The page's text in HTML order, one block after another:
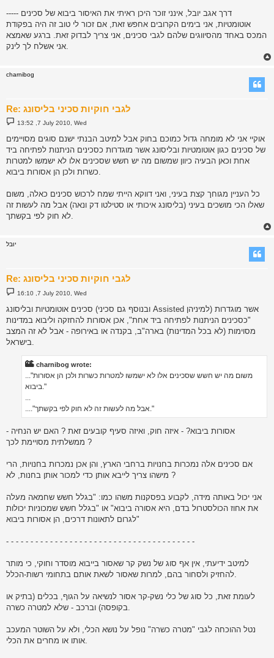
----- דרך אגב יובל, אינני זוכר היכן ראיתי את האיסור ביבוא של סכינים
אוטומטיות, אני בימים הקרובים אחפש זאת, אם זכור לי טוב זה היה בפקודת
המכס באחד מהסיווגים שלהם לגבי סכינים, אני צריך לבדוק זאת. ברגע שאמצא
charnibog
Re: לגבי חוקיות סכיני בליסונג
P
o
t
13:52 ,7 July 2010, Wed
אוקיי אני לא מומחה גדול כמוכם בחוק אבל למיטב הבנתי ישנם סוגים מסויימים
של סכינים כגון אוטומטיות ובליסונג אשר מוגדרות כסכינים הניתנות לפתיחה ביד
אחת וכאן הבעיה כיוון שמשום מה יש חשש שסכינים אלו לא ישמשו למטרות
כשרות ולכן הן אסורות ביבוא.
כל העניין מגוחך קצת בעיני, ואני דווקא הייתי שמח לרכוש סכינים כאלה, משום
שאלו הכי מושכים בעיני (בליסונג איכותי או סטילטו דק ונאה) אבל מה לעשות זה
לא חוק לפי בקשתך.
יובל
Re: לגבי חוקיות סכיני בליסונג
P
o
t
16:10 ,7 July 2010, Wed
סכינים אוטומטיות ובליסונג (ובנוסף גם סכיני Assisted למיניהן) אשר מוגדרות
"כסכינים הניתנות לפתיחה ביד אחת", אכן אסורות להחזקה וליבוא במדינות
מסוימות (לא בכל המדינות) בארה"ב, בקנדה או באירופה - אבל לא זה המצב
charnibog wrote:
..."משום מה יש חשש שסכינים אלו לא ישמשו למטרות כשרות ולכן הן אסורות
ביבוא."
...
...."אבל מה לעשות זה לא חוק לפי בקשתך."
- אסורות ביבוא? - איזה חוק, ואיזה סעיף קובעים זאת ? האם יש הנחיה
ממשלתית מסויימת לכך ?
אם סכינים אלה נמכרות בחנויות ברחבי הארץ, והן אכן נמכרות בחנויות, הרי
מישהו צריך לייבא אותן כדי למכור אותן בחנות, לא ?
אני יכול באותה מידה, לקבוע בפסקנות משהו כמו: "בגלל חשש שחמאה מעלה
את אחוז הכולסטרול בדם, היא אסורה ביבוא" או "בגלל חשש שמכוניות יכולות
לגרום לתאונות דרכים, הן אסורות ביבוא"
- - - - - - - - - - - - - - - - - - - - - - - - - - - - - - - - - - - - - - -
למיטב ידיעתי, אין אף סוג של נשק קר שאסור בייבוא מוסדר וחוקי, כי מותר
לעומת זאת, כל סוג של כלי נשק-קר אסור לנשיאה על הגוף, בכלים (בתיק או
נטל ההוכחה לגבי "מטרה כשרה" נופל על נושא הכלי, ולא על השוטר המעכב